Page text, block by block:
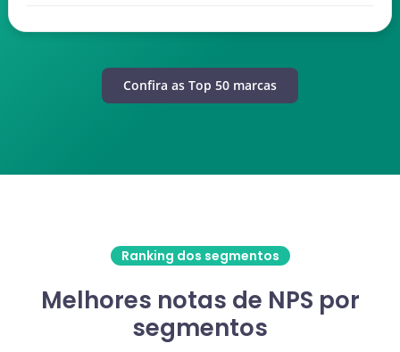
Confira as Top 50 marcas
Ranking dos segmentos
Melhores notas de NPS por
segmentos